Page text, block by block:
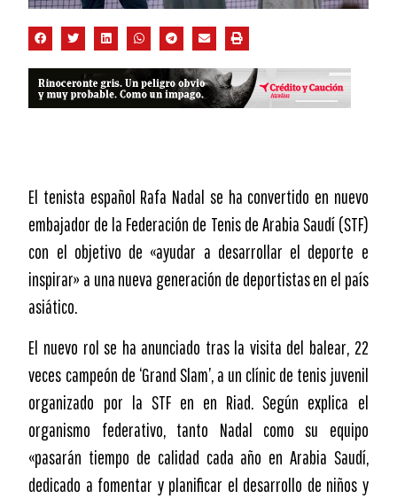
El tenista español Rafa Nadal se ha convertido en nuevo
embajador de la Federación de Tenis de Arabia Saudí (STF)
con el objetivo de «ayudar a desarrollar el deporte e
inspirar» a una nueva generación de deportistas en el país
asiático.
El nuevo rol se ha anunciado tras la visita del balear, 22
veces campeón de ‘Grand Slam’, a un clínic de tenis juvenil
organizado por la STF en en Riad. Según explica el
organismo federativo, tanto Nadal como su equipo
«pasarán tiempo de calidad cada año en Arabia Saudí,
dedicado a fomentar y planificar el desarrollo de niños y